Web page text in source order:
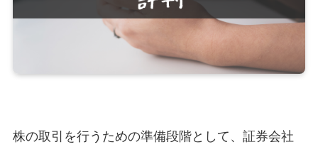
株の取引を行うための準備段階として、証券会社